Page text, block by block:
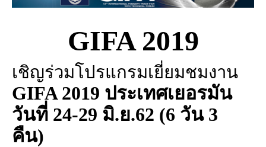
GIFA 2019
เชิญร่วมโปรแกรมเยี่ยมชมงาน
GIFA 2019 ประเทศเยอรมัน
วันที่ 24-29 มิ.ย.62 (6 วัน 3
คืน)